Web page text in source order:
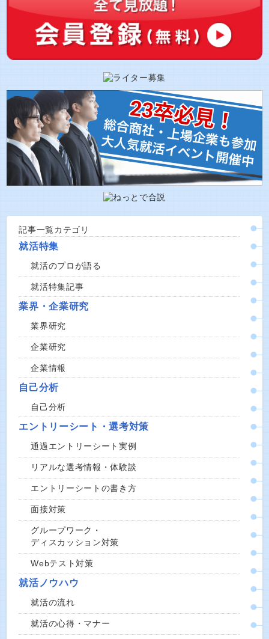
記事一覧カテゴリ
就活特集
就活のプロが語る
就活特集記事
業界・企業研究
業界研究
企業研究
企業情報
自己分析
自己分析
エントリーシート・選考対策
通過エントリーシート実例
リアルな選考情報・体験談
エントリーシートの書き方
面接対策
グループワーク・
ディスカッション対策
Webテスト対策
就活ノウハウ
就活の流れ
就活の心得・マナー